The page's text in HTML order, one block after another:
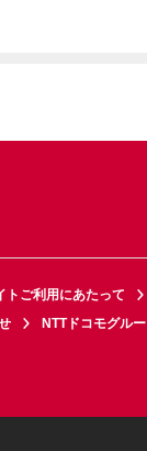
トご利用にあたって
NTTドコモグル